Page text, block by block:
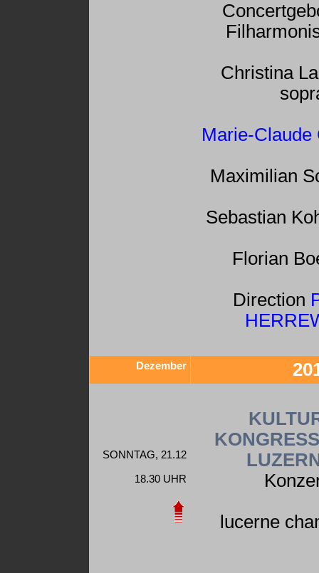
Christina
Marie-Claude
Maximilian
Sebastian
Florian
Direction
Dezember
SONNTAG, 21.12
18.30 UHR
lucerne